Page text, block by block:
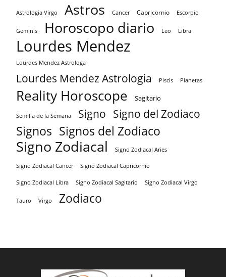
Astrologia Virgo Astros Cancer Capricornio Escorpio
Geminis Horoscopo diario Leo Libra
Lourdes Mendez
Lourdes Mendez Astrologa
Lourdes Mendez Astrologia Piscis Planetas
Reality Horoscope Sagitario
Semilla de la Semana Signo Signo del Zodiaco
Signos Signos del Zodiaco
Signo Zodiacal Signo Zodiacal Aries
Signo Zodiacal Cancer Signo Zodiacal Capricornio
Signo Zodiacal Libra Signo Zodiacal Sagitario Signo Zodiacal Virgo
Tauro Virgo Zodiaco